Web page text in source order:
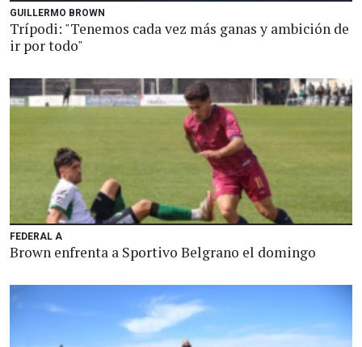
GUILLERMO BROWN
Trípodi: "Tenemos cada vez más ganas y ambición de
ir por todo"
FEDERAL A
Brown enfrenta a Sportivo Belgrano el domingo